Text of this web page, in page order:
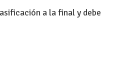
a la final y debe